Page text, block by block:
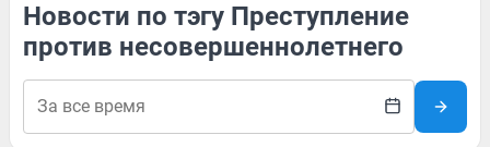
Новости по тэгу Преступление
против несовершеннолетнего